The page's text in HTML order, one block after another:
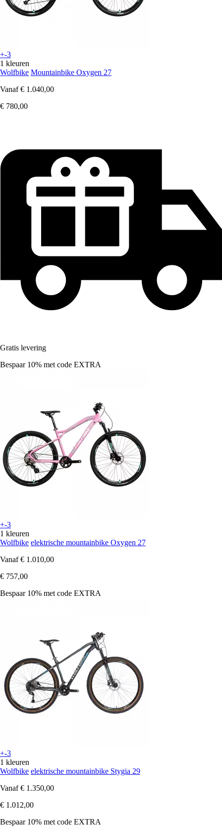
+-3
1 kleuren
Wolfbike Mountainbike Oxygen 27
Vanaf € 1.040,00
€ 780,00
Gratis levering
Bespaar 10% met code EXTRA
+-3
1 kleuren
Wolfbike elektrische mountainbike Oxygen 27
Vanaf € 1.010,00
€ 757,00
Bespaar 10% met code EXTRA
+-3
1 kleuren
Wolfbike elektrische mountainbike Stygia 29
Vanaf € 1.350,00
€ 1.012,00
Bespaar 10% met code EXTRA